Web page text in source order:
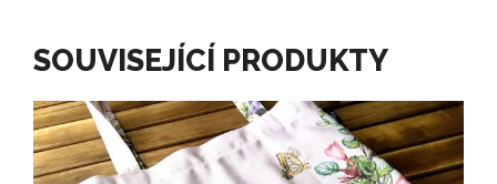
SOUVISEJÍCÍ PRODUKTY